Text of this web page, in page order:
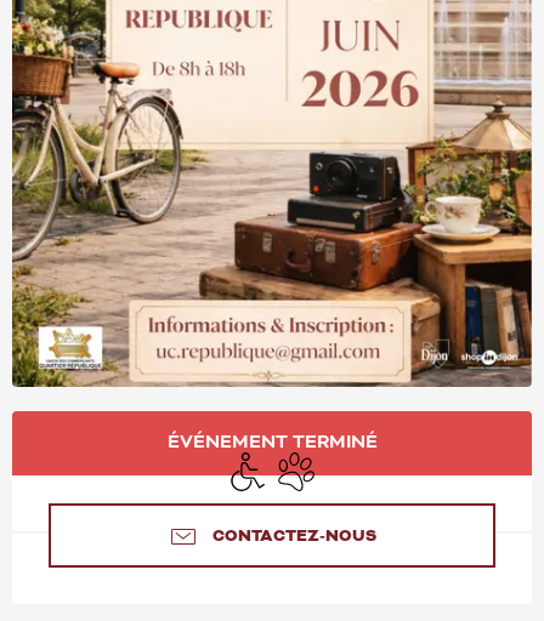
OUVERTURE ET
ÉVÉNEMENT TERMINÉ
Accès handicapés
Animaux acceptés
CONTACTEZ-NOUS